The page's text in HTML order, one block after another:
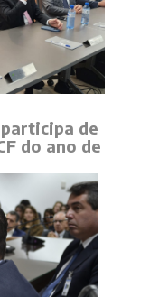
de
do ano de